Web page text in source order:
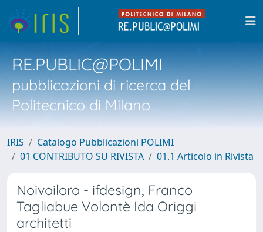
RE.PUBLIC@POLIMI
pubblicazioni di ricerca del
Politecnico di Milano
IRIS
Catalogo Pubblicazioni POLIMI
01 CONTRIBUTO SU RIVISTA
01.1 Articolo in Rivista
Noivoiloro - ifdesign, Franco
Tagliabue Volontè Ida Origgi
architetti